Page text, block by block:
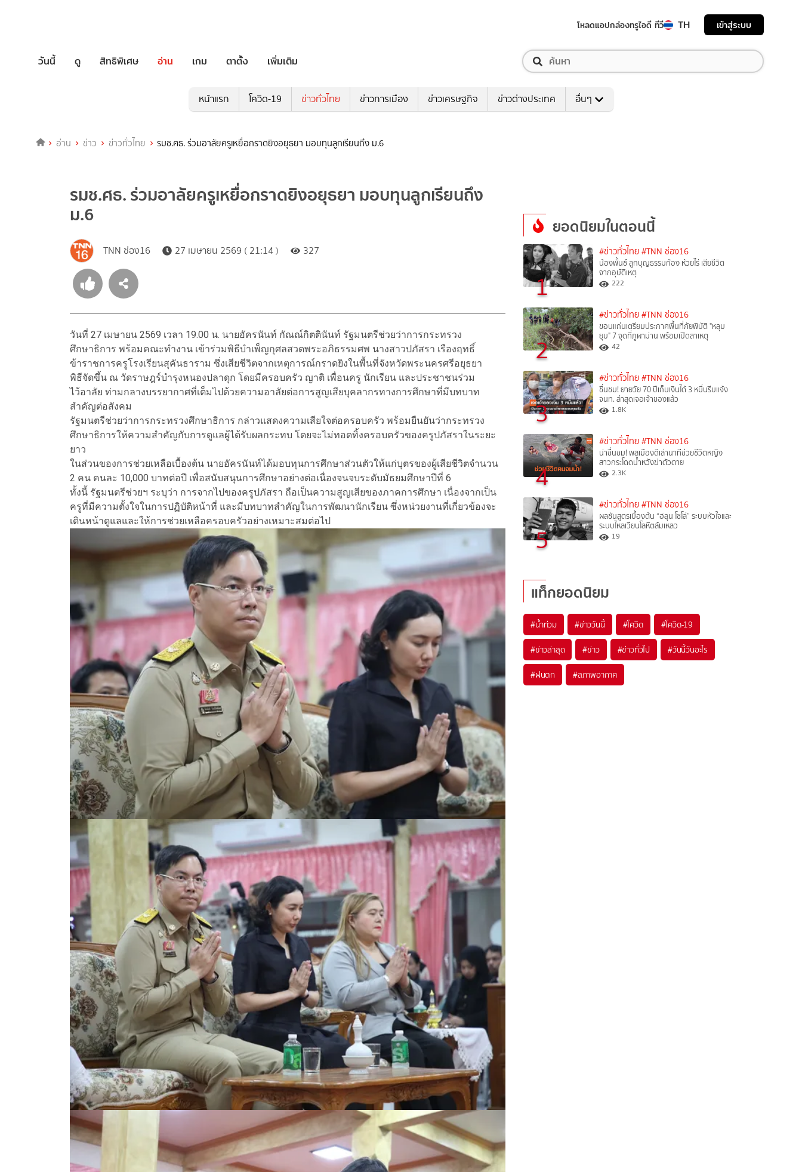
โหลดแอปกล่องทรูไอดี ทีวี TH เข้าสู่ระบบ
วันนี้ ดู สิทธิพิเศษ อ่าน เกม ตาตั้ง เพิ่มเติม
หน้าแรก โควิด-19 ข่าวทั่วไทย ข่าวการเมือง ข่าวเศรษฐกิจ ข่าวต่างประเทศ อื่นๆ
อ่าน ข่าว ข่าวทั่วไทย รมช.ศธ. ร่วมอาลัยครูเหยื่อกราดยิงอยุธยา มอบทุนลูกเรียนถึง ม.6
รมช.ศธ. ร่วมอาลัยครูเหยื่อกราดยิงอยุธยา มอบทุนลูกเรียนถึง
ม.6
TNN ช่อง16 27 เมษายน 2569 ( 21:14 ) 327
วันที่ 27 เมษายน 2569 เวลา 19.00 น. นายอัครนันท์ กัณณ์กิตตินันท์ รัฐมนตรีช่วยว่าการกระทรวง
ศึกษาธิการ พร้อมคณะทำงาน เข้าร่วมพิธีบำเพ็ญกุศลสวดพระอภิธรรมศพ นางสาวปภัสรา เรืองฤทธิ์
ข้าราชการครูโรงเรียนสุคันธาราม ซึ่งเสียชีวิตจากเหตุการณ์กราดยิงในพื้นที่จังหวัดพระนครศรีอยุธยา
พิธีจัดขึ้น ณ วัดราษฎร์บำรุงหนองปลาดุก โดยมีครอบครัว ญาติ เพื่อนครู นักเรียน และประชาชนร่วม
ไว้อาลัย ท่ามกลางบรรยากาศที่เต็มไปด้วยความอาลัยต่อการสูญเสียบุคลากรทางการศึกษาที่มีบทบาท
สำคัญต่อสังคม
รัฐมนตรีช่วยว่าการกระทรวงศึกษาธิการ กล่าวแสดงความเสียใจต่อครอบครัว พร้อมยืนยันว่ากระทรวง
ศึกษาธิการให้ความสำคัญกับการดูแลผู้ได้รับผลกระทบ โดยจะไม่ทอดทิ้งครอบครัวของครูปภัสราในระยะ
ยาว
ในส่วนของการช่วยเหลือเบื้องต้น นายอัครนันท์ได้มอบทุนการศึกษาส่วนตัวให้แก่บุตรของผู้เสียชีวิตจำนวน
2 คน คนละ 10,000 บาทต่อปี เพื่อสนับสนุนการศึกษาอย่างต่อเนื่องจนจบระดับมัธยมศึกษาปีที่ 6
ทั้งนี้ รัฐมนตรีช่วยฯ ระบุว่า การจากไปของครูปภัสรา ถือเป็นความสูญเสียของภาคการศึกษา เนื่องจากเป็น
ครูที่มีความตั้งใจในการปฏิบัติหน้าที่ และมีบทบาทสำคัญในการพัฒนานักเรียน ซึ่งหน่วยงานที่เกี่ยวข้องจะ
เดินหน้าดูแลและให้การช่วยเหลือครอบครัวอย่างเหมาะสมต่อไป
ยอดนิยมในตอนนี้
1
#ข่าวทั่วไทย #TNN ช่อง16
น้องพั้นช์ ลูกบุญธรรมก้อง ห้วยไร่ เสียชีวิต
จากอุบัติเหตุ
222
2
#ข่าวทั่วไทย #TNN ช่อง16
ขอนแก่นเตรียมประกาศพื้นที่ภัยพิบัติ "หลุม
ยุบ" 7 จุดที่ภูผาม่าน พร้อมเปิดสาเหตุ
42
3
#ข่าวทั่วไทย #TNN ช่อง16
ชื่นชม! ยายวัย 70 ปีเก็บเงินได้ 3 หมื่นรีบแจ้ง
จนท. ล่าสุดเจอเจ้าของแล้ว
1.8K
4
#ข่าวทั่วไทย #TNN ช่อง16
น่าชื่นชม! พลเมืองดีเล่านาทีช่วยชีวิตหญิง
สาวกระโดดน้ำหวังฆ่าตัวตาย
2.3K
5
#ข่าวทั่วไทย #TNN ช่อง16
ผลชันสูตรเบื้องต้น “ฮลุน โซโล่” ระบบหัวใจและ
ระบบไหลเวียนโลหิตล้มเหลว
19
แท็กยอดนิยม
#น้ำท่วม #ข่าววันนี้ #โควิด #โควิด-19
#ข่าวล่าสุด #ข่าว #ข่าวทั่วไป #วันนี้วันอะไร
#ฝนตก #สภาพอากาศ